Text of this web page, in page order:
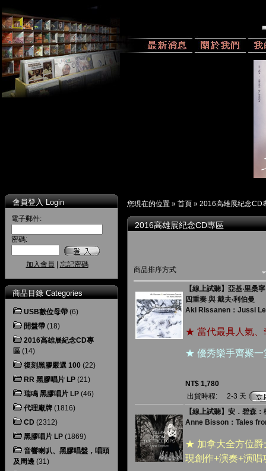
會員登入 Login
電子郵件:
密碼:
加入會員 忘記密碼
商品目錄 Categories
USB數位母帶 (6)
開盤帶 (18)
2016高雄展紀念CD專
區 (14)
復刻黑膠嚴選 100 (22)
RR 黑膠唱片 LP (21)
瑞鳴 黑膠唱片 LP (46)
代理廠牌 (1816)
CD (2312)
黑膠唱片 LP (1869)
音響喇叭、黑膠唱盤，唱頭
及周邊 (31)
您現在的位置 » 首頁 » 2016高雄展紀念CD
2016高雄展紀念CD專區
商品排序方式
【線上試聽】亞基‧里桑
四重奏 與 戴夫‧利伯曼
Aki Rissanen：Jussi
★ 當代最具人氣、
★ 優秀樂手齊聚一
NT$ 1,780
出貨時程:
2-3 天
【線上試聽】安．碧森
Anne Bisson：Tales
★ 加拿大全方位爵
現創作+演奏+演